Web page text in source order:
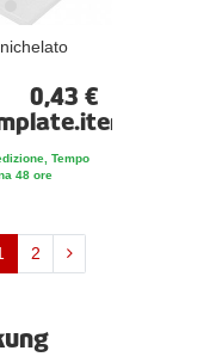
0,43 €
Tempo
48 ore
2